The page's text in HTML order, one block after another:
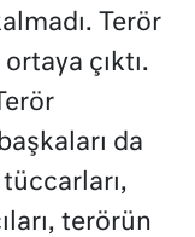
Terör
çıktı.
da
terörün